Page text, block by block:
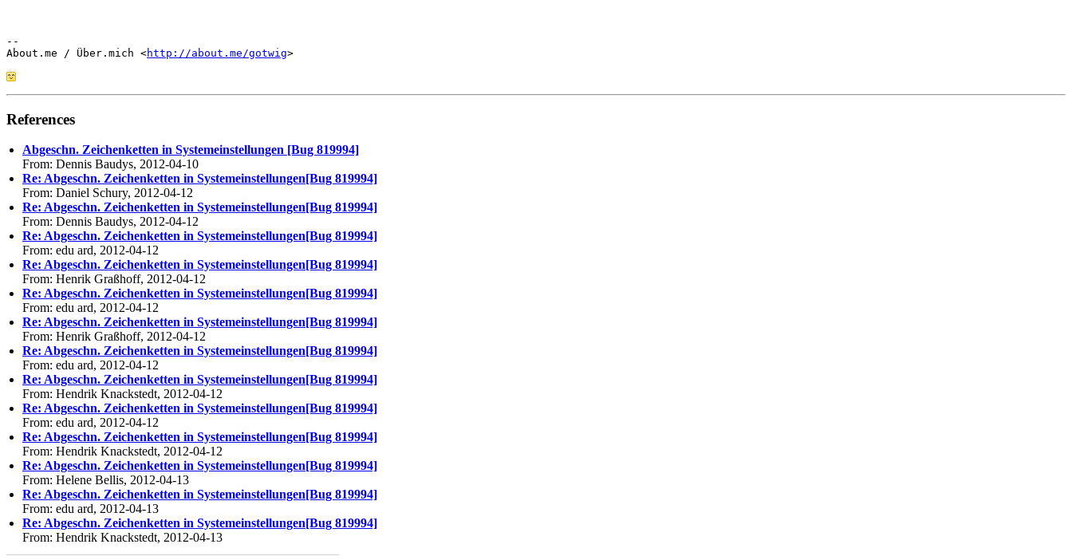
--
About.me / Über.mich <http://about.me/gotwig
References
Abgeschn. Zeichenketten in Systemeinstellungen [Bug 819994]
From: Dennis Baudys, 2012-04-10
Re: Abgeschn. Zeichenketten in Systemeinstellungen[Bug 819994]
From: Daniel Schury, 2012-04-12
Re: Abgeschn. Zeichenketten in Systemeinstellungen[Bug 819994]
From: Dennis Baudys, 2012-04-12
Re: Abgeschn. Zeichenketten in Systemeinstellungen[Bug 819994]
From: edu ard, 2012-04-12
Re: Abgeschn. Zeichenketten in Systemeinstellungen[Bug 819994]
From: Henrik Graßhoff, 2012-04-12
Re: Abgeschn. Zeichenketten in Systemeinstellungen[Bug 819994]
From: edu ard, 2012-04-12
Re: Abgeschn. Zeichenketten in Systemeinstellungen[Bug 819994]
From: Henrik Graßhoff, 2012-04-12
Re: Abgeschn. Zeichenketten in Systemeinstellungen[Bug 819994]
From: edu ard, 2012-04-12
Re: Abgeschn. Zeichenketten in Systemeinstellungen[Bug 819994]
From: Hendrik Knackstedt, 2012-04-12
Re: Abgeschn. Zeichenketten in Systemeinstellungen[Bug 819994]
From: edu ard, 2012-04-12
Re: Abgeschn. Zeichenketten in Systemeinstellungen[Bug 819994]
From: Hendrik Knackstedt, 2012-04-12
Re: Abgeschn. Zeichenketten in Systemeinstellungen[Bug 819994]
From: Helene Bellis, 2012-04-13
Re: Abgeschn. Zeichenketten in Systemeinstellungen[Bug 819994]
From: edu ard, 2012-04-13
Re: Abgeschn. Zeichenketten in Systemeinstellungen[Bug 819994]
From: Hendrik Knackstedt, 2012-04-13